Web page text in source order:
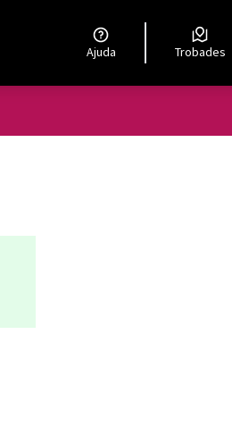
Ajuda Trobades